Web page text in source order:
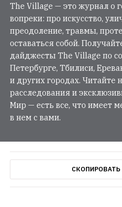
The Village — это журнал о
вопреки: про искусство,
преодоление, травмы,
оставаться собой.
дайджесты The Village по
Петербурге, Тбилиси,
и других городах. Читайте
расследования и
Мир — есть все, что имеет
в нем с вами.